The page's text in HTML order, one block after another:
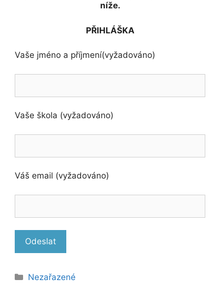
níže.
PŘIHLÁŠKA
Vaše jméno a příjmení(vyžadováno)
Vaše škola (vyžadováno)
Váš email (vyžadováno)
Ponechte toto pole prázdné.
Rubriky
Nezařazené